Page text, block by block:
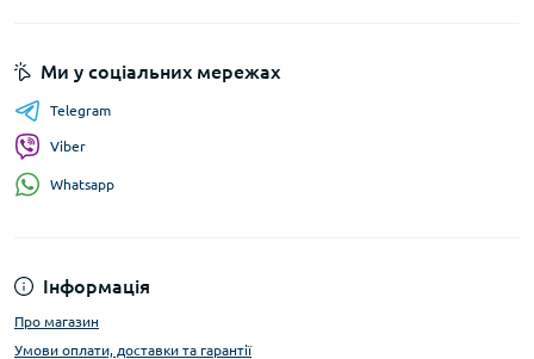
Інформація
Про магазин
Умови оплати, доставки та гарантії
Ми у соціальних мережах
Telegram
Viber
Whatsapp